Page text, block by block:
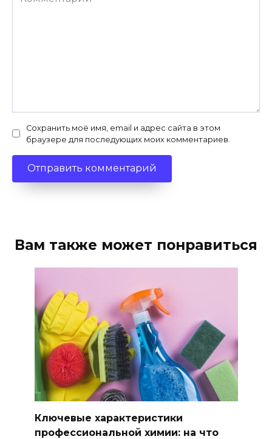
Сохранить моё имя, email и адрес сайта в этом
браузере для последующих моих комментариев.
Вам также может понравиться
Ключевые характеристики
профессиональной химии: на что